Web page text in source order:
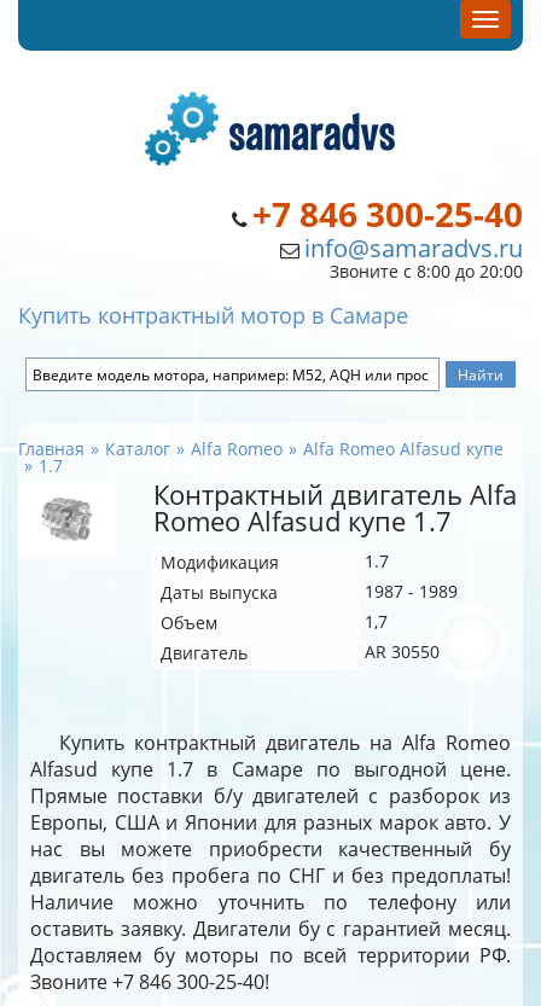
+7 846 300-25-40
info@samaradvs.ru
Звоните с 8:00 до 20:00
Купить контрактный мотор в Самаре
Главная Каталог Alfa Romeo Alfa Romeo Alfasud купе
1.7
Контрактный двигатель Alfa
Romeo Alfasud купе 1.7
Модификация
1.7
Даты выпуска
1987 - 1989
Объем
1,7
Двигатель
AR 30550
Купить контрактный двигатель на Alfa Romeo
Alfasud купе 1.7 в Самаре по выгодной цене.
Прямые поставки б/у двигателей с разборок из
Европы, США и Японии для разных марок авто. У
нас вы можете приобрести качественный бу
двигатель без пробега по СНГ и без предоплаты!
Наличие можно уточнить по телефону или
оставить заявку. Двигатели бу с гарантией месяц.
Доставляем бу моторы по всей территории РФ.
Звоните +7 846 300-25-40!